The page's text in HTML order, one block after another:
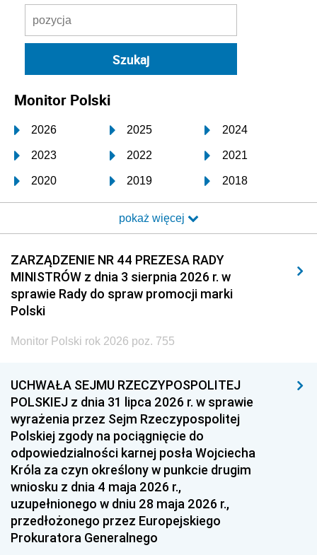
Monitor Polski
2026 2025 2024
2023 2022 2021
2020 2019 2018
2017 2016 2015
2014 2013 2012
2011 2010 2009
2008 2007 2006
2005
1996 1995 1994
1993 1992 1991
1990 1989
1987 1986 1985
1984 1983
1981 1980 1979
1978 1977
pokaż więcej
ZARZĄDZENIE NR 44 PREZESA RADY
MINISTRÓW z dnia 3 sierpnia 2026 r. w
sprawie Rady do spraw promocji marki
Polski
Monitor Polski rok 2026 poz. 755
UCHWAŁA SEJMU RZECZYPOSPOLITEJ
POLSKIEJ z dnia 31 lipca 2026 r. w sprawie
wyrażenia przez Sejm Rzeczypospolitej
Polskiej zgody na pociągnięcie do
odpowiedzialności karnej posła Wojciecha
Króla za czyn określony w punkcie drugim
wniosku z dnia 4 maja 2026 r.,
uzupełnionego w dniu 28 maja 2026 r.,
przedłożonego przez Europejskiego
Prokuratora Generalnego